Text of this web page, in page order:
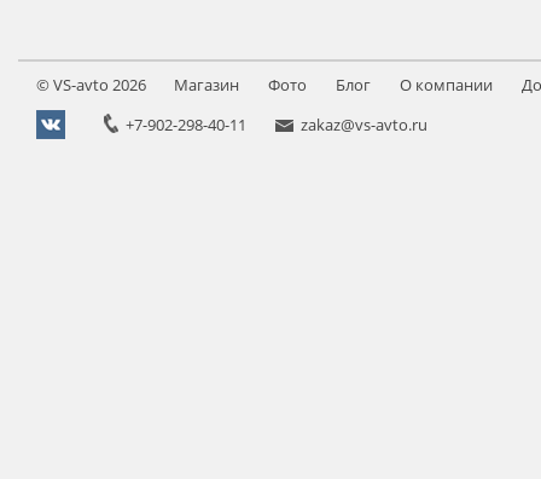
©VS-avto 2026 Магазин Фото Блог О компании
+7-902-298-40-11
zakaz@vs-avto.ru